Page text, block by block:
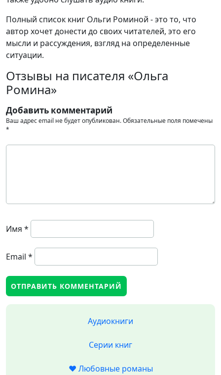
Полный список книг Ольги Роминой - это то, что
автор хочет донести до своих читателей, это его
мысли и рассуждения, взгляд на определенные
ситуации.
Отзывы на писателя «Ольга
Ромина»
Добавить комментарий
Ваш адрес email не будет опубликован.Обязательные поля помечены
*
Имя *
Email *
Аудиокниги
Серии книг
❤️ Любовные романы